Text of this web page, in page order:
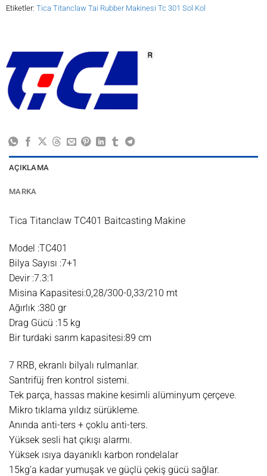
Etiketler: Tica Titanclaw Tai Rubber Makinesi Tc 301 Sol Kol
AÇIKLAMA
MARKA
Tica Titanclaw TC401 Baitcasting Makine
Model :TC401
Bilya Sayısı :7+1
Devir :7.3:1
Misina Kapasitesi:0,28/300-0,33/210 mt
Ağırlık :380 gr
Drag Gücü :15 kg
Bir turdaki sarım kapasitesi:89 cm
7 RRB, ekranlı bilyalı rulmanlar.
Santrifüj fren kontrol sistemi.
Tek parça, hassas makine kesimli alüminyum çerçeve.
Mikro tıklama yıldız sürükleme.
Anında anti-ters + çoklu anti-ters.
Yüksek sesli hat çıkışı alarmı.
Yüksek ısıya dayanıklı karbon rondelalar
15kg’a kadar yumuşak ve güçlü çekiş gücü sağlar.